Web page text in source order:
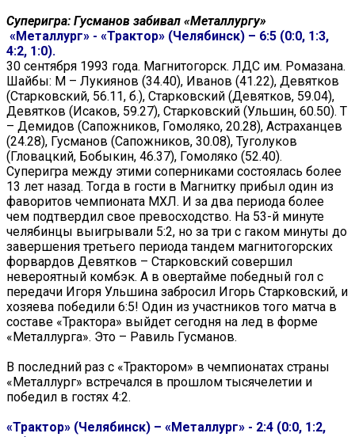
Суперигра: Гусманов забивал «Металлургу»
«Металлург» - «Трактор» (Челябинск) – 6:5 (0:0, 1:3,
4:2, 1:0).
30 сентября 1993 года. Магнитогорск. ЛДС им. Ромазана.
Шайбы: М – Лукиянов (34.40), Иванов (41.22), Девятков
(Старковский, 56.11, б.), Старковский (Девятков, 59.04),
Девятков (Исаков, 59.27), Старковский (Ульшин, 60.50). Т
– Демидов (Сапожников, Гомоляко, 20.28), Астраханцев
(24.28), Гусманов (Сапожников, 30.08), Туголуков
(Гловацкий, Бобыкин, 46.37), Гомоляко (52.40).
Суперигра между этими соперниками состоялась более
13 лет назад. Тогда в гости в Магнитку прибыл один из
фаворитов чемпионата МХЛ. И за два периода более
чем подтвердил свое превосходство. На 53-й минуте
челябинцы выигрывали 5:2, но за три с гаком минуты до
завершения третьего периода тандем магнитогорских
форвардов Девятков – Старковский совершил
невероятный комбэк. А в овертайме победный гол с
передачи Игоря Ульшина забросил Игорь Старковский, и
хозяева победили 6:5! Один из участников того матча в
составе «Трактора» выйдет сегодня на лед в форме
«Металлурга». Это – Равиль Гусманов.
В последний раз с «Трактором» в чемпионатах страны
«Металлург» встречался в прошлом тысячелетии и
победил в гостях 4:2.
«Трактор» (Челябинск) – «Металлург» - 2:4 (0:0, 1:2,